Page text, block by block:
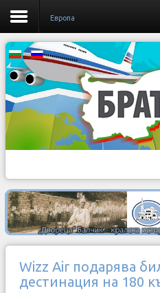
Европа
Wizz Air подарява
дестинация на 180